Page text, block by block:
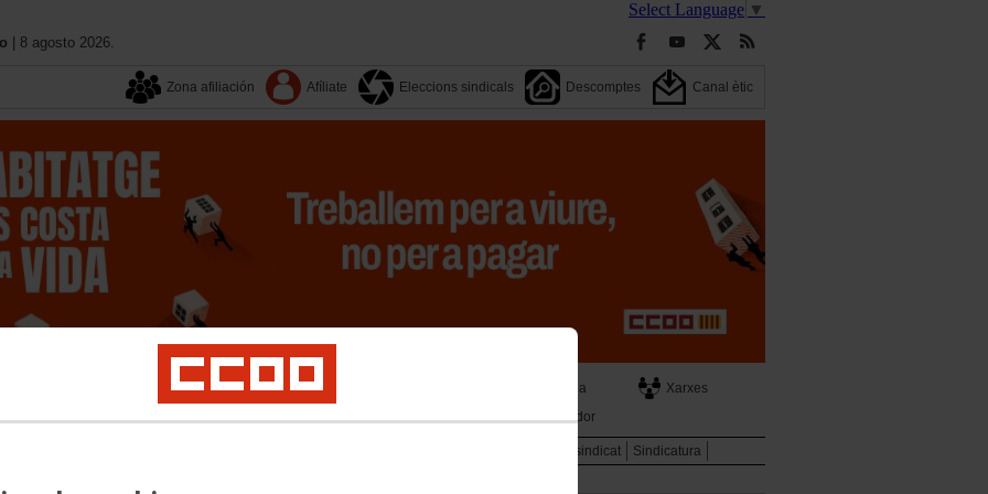
Select Language ▼
| 8 agosto 2026.
Zona afiliación Afíliate Eleccions sindicals Descomptes Canal ètic
Sectors Agenda
Xarxes
Cercador
El teu sindicat
Sindicatura